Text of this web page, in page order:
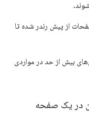
از پیش رندر شده تا
بیش از حد در مواردی
در یک صفحه